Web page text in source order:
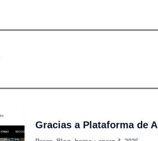
Gracias a Plataforma de